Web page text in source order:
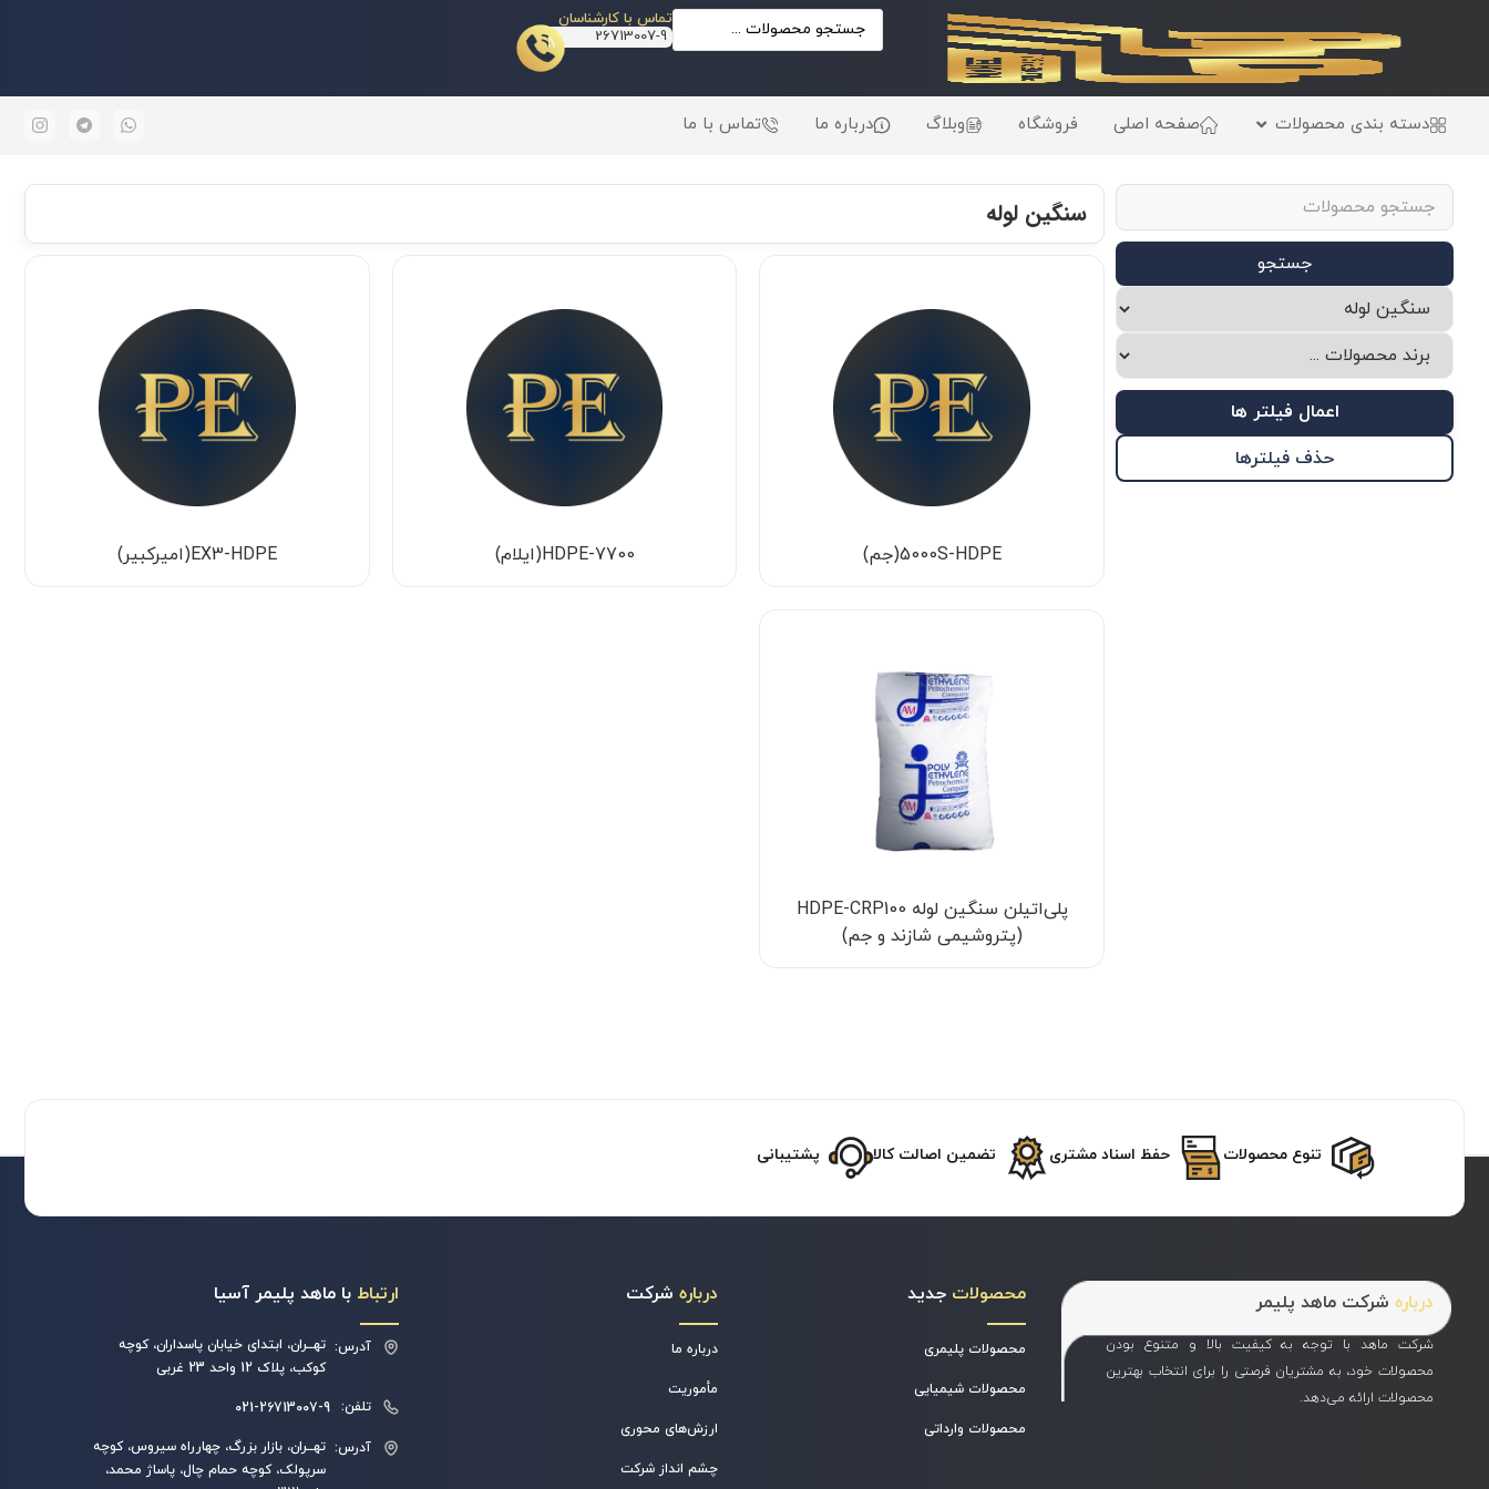
تماس با کارشناسان
26713007-9
دسته بندی محصولات صفحه اصلی فروشگاه وبلاگ درباره ما تماس با ما
جستجو
اعمال فیلتر ها
حذف فیلترها
سنگین لوله
5000S-HDPE(جم) 7700-HDPE(ایلام) EX3-HDPE(امیرکبیر)
پلی‌اتیلن سنگین لوله HDPE-CRP100
(پتروشیمی شازند و جم)
تنوع محصولات حفظ اسناد مشتری تضمین اصالت کالا پشتیبانی
درباره شرکت ماهد پلیمر
شرکت ماهد با توجه به کیفیت بالا و متنوع بودن
محصولات خود، به مشتریان فرصتی را برای انتخاب بهترین
محصولات ارائه می‌دهد.
محصولات جدید
محصولات پلیمری
محصولات شیمیایی
محصولات وارداتی
درباره شرکت
درباره ما
مأموریت
ارزش‌های محوری
چشم انداز شرکت
ارتباط با ماهد پلیمر آسیا
آدرس: تهــران، ابتدای خیابان پاسداران، کوچه
کوکب، پلاک 12 واحد 23 غربی
تلفن: 021-26713007-9
آدرس: تهــران، بازار بزرگ، چهارراه سیروس، کوچه
سرپولک، کوچه حمام چال، پاساژ محمد،